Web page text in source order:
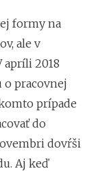
formy na
ale v
apríli 2018
o pracovnej
prípade
do
dovŕši
Aj keď